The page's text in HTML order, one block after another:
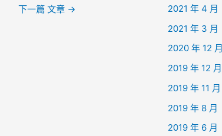
下一篇 文章 →
2021 年 4 月
2021 年 3 月
2020 年 12 月
2019 年 12 月
2019 年 11 月
2019 年 8 月
2019 年 6 月